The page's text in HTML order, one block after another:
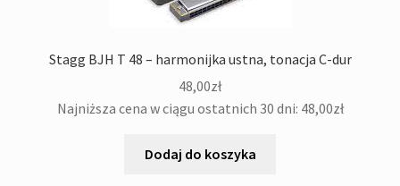
Stagg BJH T 48 – harmonijka ustna, tonacja C-dur
48,00zł
Najniższa cena w ciągu ostatnich 30 dni: 48,00zł
Dodaj do koszyka